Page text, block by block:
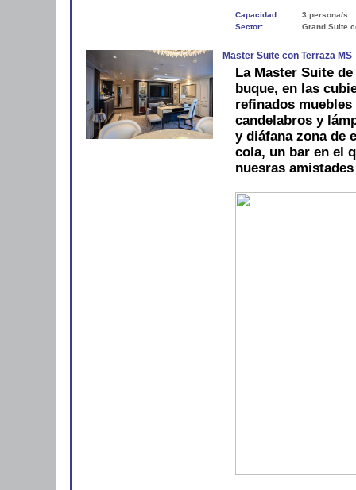
Capacidad:
3 persona/s
Sector:
Grand Suite
Master Suite con Terraza MS
La Master Suite
buque, en las
refinados
candelabros y
y diáfana zona de
cola, un bar en el
nuesras